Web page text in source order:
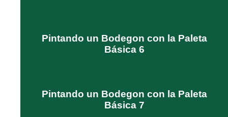
Pintando un Bodegon con la Paleta
Básica 6
Pintando un Bodegon con la Paleta
Básica 7